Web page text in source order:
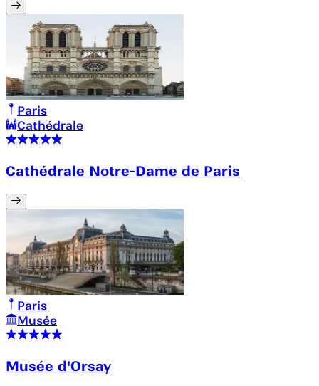
Paris
Cathédrale
Cathédrale Notre-Dame de Paris
Paris
Musée
Musée d'Orsay